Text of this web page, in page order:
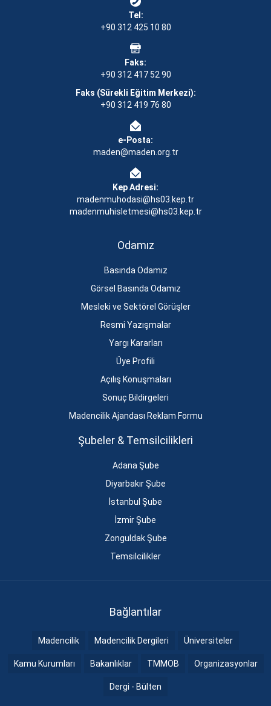
Tel:
+90 312 425 10 80
Faks:
+90 312 417 52 90
Faks (Sürekli Eğitim Merkezi):
+90 312 419 76 80
e-Posta:
maden@maden.org.tr
Kep Adresi:
madenmuhodasi@hs03.kep.tr
madenmuhisletmesi@hs03.kep.tr
Odamız
Basında Odamız
Görsel Basında Odamız
Mesleki ve Sektörel Görüşler
Resmi Yazışmalar
Yargı Kararları
Üye Profili
Açılış Konuşmaları
Sonuç Bildirgeleri
Madencilik Ajandası Reklam Formu
Şubeler & Temsilcilikleri
Adana Şube
Diyarbakır Şube
İstanbul Şube
İzmir Şube
Zonguldak Şube
Temsilcilikler
Bağlantılar
Madencilik Madencilik Dergileri Üniversiteler
Kamu Kurumları Bakanlıklar TMMOB Organizasyonlar
Dergi - Bülten